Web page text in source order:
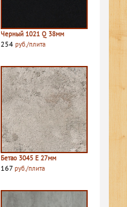
Черный 1021 Q 38мм
254 руб./плита
Бетао 3045 E 27мм
167 руб./плита